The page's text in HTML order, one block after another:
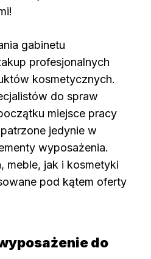
gabinetu
profesjonalnych
kosmetycznych.
do spraw
miejsce pracy
jedynie w
wyposażenia.
meble, jak i kosmetyki
pod kątem oferty
do